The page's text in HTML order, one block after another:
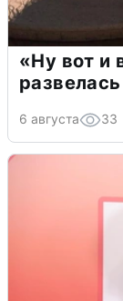
«Ну вот и
6 августа 33